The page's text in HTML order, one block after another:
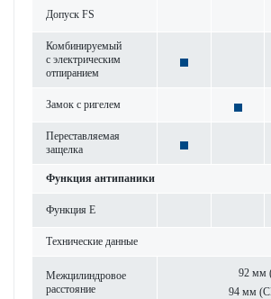
Допуск FS
Комб­инируемый
с электрическим
отпиранием
Замок с риг­елем
Пер­ес­т­авляемая
защелка
Функция антипаники
Функция Е
Технические данные
Межцилиндровое
расстояние
92 мм
94 мм